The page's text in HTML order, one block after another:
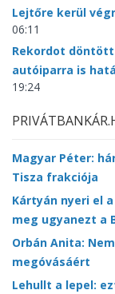
Lejtőre kerül
06:11
Rekordot
autóiparra is
19:24
Magyar Péter:
Tisza frakciója
Kártyán nyeri el
meg ugyanezt a
Orbán Anita:
megóvásáért
Lehullt a lepel: